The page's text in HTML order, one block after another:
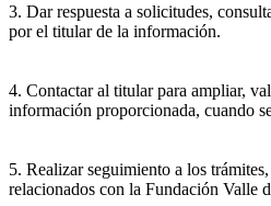
3. Dar respuesta a solicitudes,
por el titular de la información.
4. Contactar al titular para ampliar,
información proporcionada, cuando
5. Realizar seguimiento a los
relacionados con la Fundación Valle